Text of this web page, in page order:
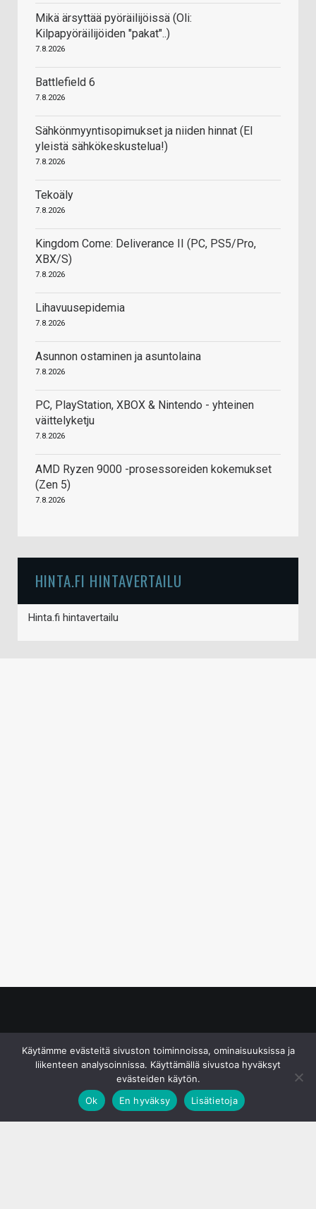
Mikä ärsyttää pyöräilijöissä (Oli:
Kilpapyöräilijöiden "pakat"..)
7.8.2026
Battlefield 6
7.8.2026
Sähkönmyyntisopimukset ja niiden hinnat (EI
yleistä sähkökeskustelua!)
7.8.2026
Tekoäly
7.8.2026
Kingdom Come: Deliverance II (PC, PS5/Pro,
XBX/S)
7.8.2026
Lihavuusepidemia
7.8.2026
Asunnon ostaminen ja asuntolaina
7.8.2026
PC, PlayStation, XBOX & Nintendo - yhteinen
väittelyketju
7.8.2026
AMD Ryzen 9000 -prosessoreiden kokemukset
(Zen 5)
7.8.2026
HINTA.FI HINTAVERTAILU
Hinta.fi hintavertailu
Käytämme evästeitä sivuston toiminnoissa, ominaisuuksissa ja
liikenteen analysoinnissa. Käyttämällä sivustoa hyväksyt
evästeiden käytön.
Ok
En hyväksy Lisätietoja